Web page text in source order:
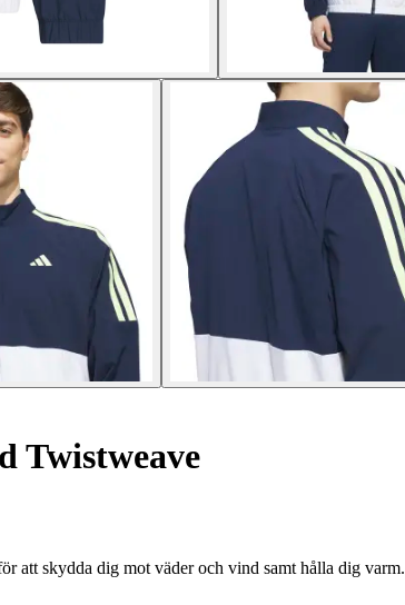
Twistweave
att skydda dig mot väder och vind samt hålla dig varm.